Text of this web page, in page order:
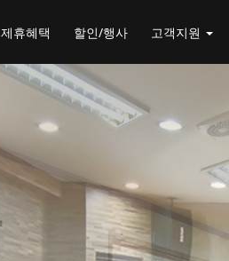
제휴혜택 할인/행사 고객지원